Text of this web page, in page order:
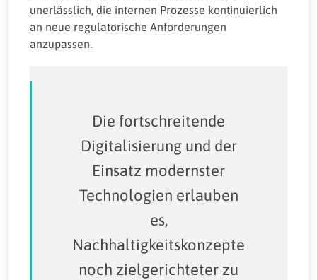
unerlässlich, die internen Prozesse kontinuierlich
an neue regulatorische Anforderungen
anzupassen.
Die fortschreitende
Digitalisierung und der
Einsatz modernster
Technologien erlauben
es,
Nachhaltigkeitskonzepte
noch zielgerichteter zu